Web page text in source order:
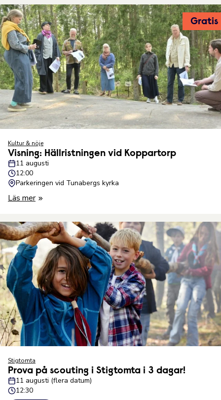
Gratis
Kultur & nöje
Visning: Hällristningen vid Koppartorp
11 augusti
12:00
Parkeringen vid Tunabergs kyrka
Läs mer
Stigtomta
Prova på scouting i Stigtomta i 3 dagar!
11 augusti (flera datum)
12:30